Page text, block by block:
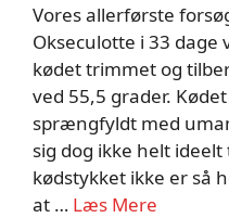
Vores allerførste
Okseculotte i 33 dage
kødet trimmet og
ved 55,5 grader.
sprængfyldt med
sig dog ikke helt
kødstykket ikke er så
at … Læs Mere